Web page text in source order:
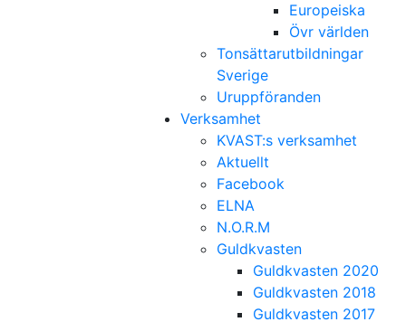
Europeiska
Övr världen
Tonsättarutbildningar
Sverige
Uruppföranden
Verksamhet
KVAST:s verksamhet
Aktuellt
Facebook
ELNA
N.O.R.M
Guldkvasten
Guldkvasten 2020
Guldkvasten 2018
Guldkvasten 2017